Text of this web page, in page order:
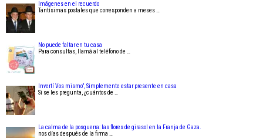
Imágenes en el recuerdo
Tantísimas postales que corresponden a meses …
No puede faltar en tu casa
Para consultas, llamá al teléfono de …
Invertí Vos mismo”, Simplemente estar presente en casa
Si se les pregunta, ¿cuántos de …
La calma de la posguerra: las flores de girasol en la Franja de Gaza.
nos días después de la firma …